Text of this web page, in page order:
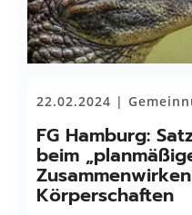
22.02.2024 |
FG Hamburg:
beim
Körperschaften